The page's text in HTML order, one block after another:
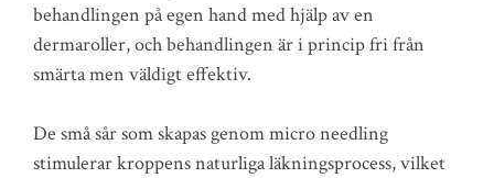
behandlingen på egen hand med hjälp av en
dermaroller, och behandlingen är i princip fri från
smärta men väldigt effektiv.
De små sår som skapas genom micro needling
stimulerar kroppens naturliga läkningsprocess, vilket